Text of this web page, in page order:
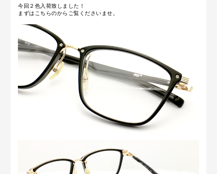
今回２色入荷致しました！
まずはこちらのからご覧くださいませ。